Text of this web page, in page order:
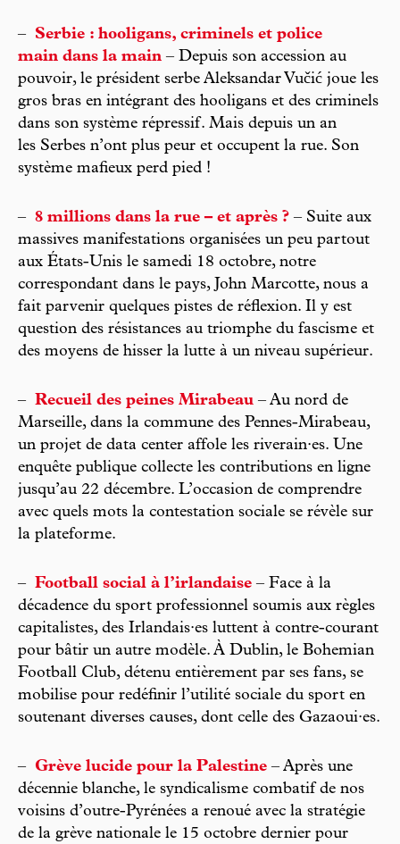
–
Serbie : hooligans, criminels et police
main dans la main – Depuis son accession au
pouvoir, le président serbe Aleksandar Vučić joue les
gros bras en intégrant des hooligans et des criminels
dans son système répressif. Mais depuis un an
les Serbes n’ont plus peur et occupent la rue. Son
système mafieux perd pied !
– 8 millions dans la rue – et après ? – Suite aux
massives manifestations organisées un peu partout
aux États-Unis le samedi 18 octobre, notre
correspondant dans le pays, John Marcotte, nous a
fait parvenir quelques pistes de réflexion. Il y est
question des résistances au triomphe du fascisme et
des moyens de hisser la lutte à un niveau supérieur.
– Recueil des peines Mirabeau – Au nord de
Marseille, dans la commune des Pennes-Mirabeau,
un projet de data center affole les riverain·es. Une
enquête publique collecte les contributions en ligne
jusqu’au 22 décembre. L’occasion de comprendre
avec quels mots la contestation sociale se révèle sur
la plateforme.
– Football social à l’irlandaise – Face à la
décadence du sport professionnel soumis aux règles
capitalistes, des Irlandais·es luttent à contre-courant
pour bâtir un autre modèle. À Dublin, le Bohemian
Football Club, détenu entièrement par ses fans, se
mobilise pour redéfinir l’utilité sociale du sport en
soutenant diverses causes, dont celle des Gazaoui·es.
– Grève lucide pour la Palestine – Après une
décennie blanche, le syndicalisme combatif de nos
voisins d’outre-Pyrénées a renoué avec la stratégie
de la grève nationale le 15 octobre dernier pour